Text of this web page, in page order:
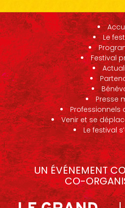
Le
Festival
Presse
Professionnels
Venir et se
Le festival
UN ÉVÉNEMENT
CO-